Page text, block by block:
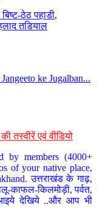
ठेठ पहाडी,
तडियाल
ke Jugalban...
तस्वीरें एवं वीडियो
by members (4000+
of your native place,
उत्तराखंड के गाढ़,
काफल-किलमोड़ी, पर्वत,
आइये देखिये ..और आप भी